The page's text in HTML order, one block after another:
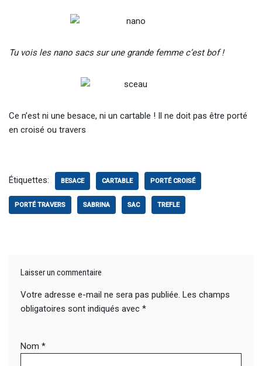
Tu vois les nano sacs sur une grande femme c’est bof !
Ce n’est ni une besace, ni un cartable ! Il ne doit pas être porté
en croisé ou travers
Étiquettes: BESACE CARTABLE PORTÉ CROISÉ
PORTÉ TRAVERS SABRINA SAC TREFLE
Laisser un commentaire
Votre adresse e-mail ne sera pas publiée. Les champs
obligatoires sont indiqués avec *
Nom *